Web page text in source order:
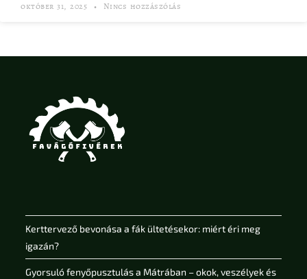
október 31, 2025 Nincs hozzászólás
Kerttervező bevonása a fák ültetésekor: miért éri meg
igazán?
Gyorsuló fenyőpusztulás a Mátrában – okok, veszélyek és